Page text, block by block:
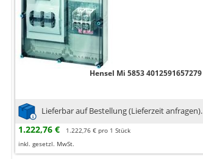
Hensel Mi 5853 4012591657279
Lieferbar auf Bestellung (Lieferzeit anfragen).
1.222,76 €
1.222,76 € pro 1 Stück
inkl. gesetzl. MwSt.